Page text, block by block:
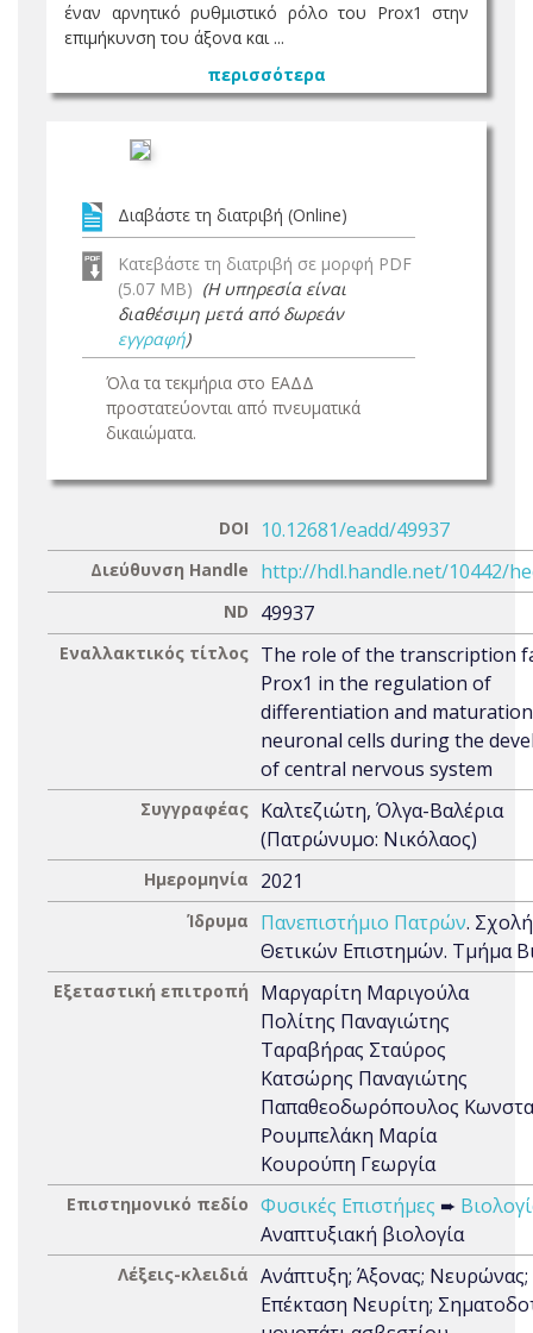
έναν αρνητικό ρυθμιστικό ρόλο του Prox1 στην
επιμήκυνση του άξονα και ...
περισσότερα
Διαβάστε τη διατριβή (Online)
Κατεβάστε τη διατριβή σε μορφή PDF
(5.07 MB) (Η υπηρεσία είναι
διαθέσιμη μετά από δωρεάν
εγγραφή)
Όλα τα τεκμήρια στο ΕΑΔΔ
προστατεύονται από πνευματικά
δικαιώματα.
DOI 10.12681/eadd/49937
Διεύθυνση Handle http://hdl.handle.net/10442/
ND 49937
Εναλλακτικός τίτλος The role of the transcription
Prox1 in the regulation of
differentiation and
neuronal cells during the
of central nervous system
Συγγραφέας Καλτεζιώτη, Όλγα-Βαλέρια
(Πατρώνυμο: Νικόλαος)
Ημερομηνία 2021
Ίδρυμα Πανεπιστήμιο Πατρών. Σχολή
Θετικών Επιστημών. Τμήμα
Εξεταστική επιτροπή
Μαργαρίτη Μαριγούλα
Πολίτης Παναγιώτης
Ταραβήρας Σταύρος
Κατσώρης Παναγιώτης
Παπαθεοδωρόπουλος
Ρουμπελάκη Μαρία
Κουρούπη Γεωργία
Επιστημονικό πεδίο Φυσικές Επιστήμες ➨
Αναπτυξιακή βιολογία
Λέξεις-κλειδιά Ανάπτυξη; Άξονας; Νευρώνας;
Επέκταση Νευρίτη;